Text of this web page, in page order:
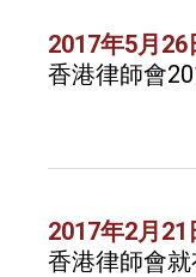
2017年5月26
香港律師會
2017年2月21
香港律師會